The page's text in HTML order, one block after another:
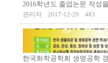
2016학년도 졸업논문 작성
관리자
2017-12-29 483
한국화학공학회 생명공학